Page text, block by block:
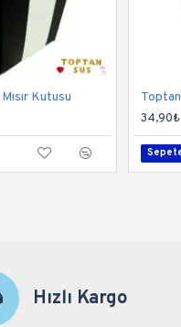
Kutusu
34,90₺
Hızlı Kargo